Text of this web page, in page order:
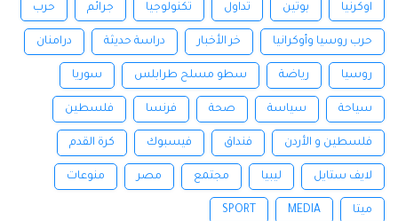
اوكرنيا بوتين تداول تكنولوجيا جرائم حرب
حرب روسيا وأوكرانيا خر الأخبار دراسة حديثة درامنان
روسيا رياضة سطو مسلح طرابلس سوريا
سياحة سياسة صحة فرنسا فلسطين
فلسطين و الأردن فنداق فيسبوك كرة القدم
لايف ستايل ليبيا مجتمع مصر منوعات
ميتا MEDIA
SPORT